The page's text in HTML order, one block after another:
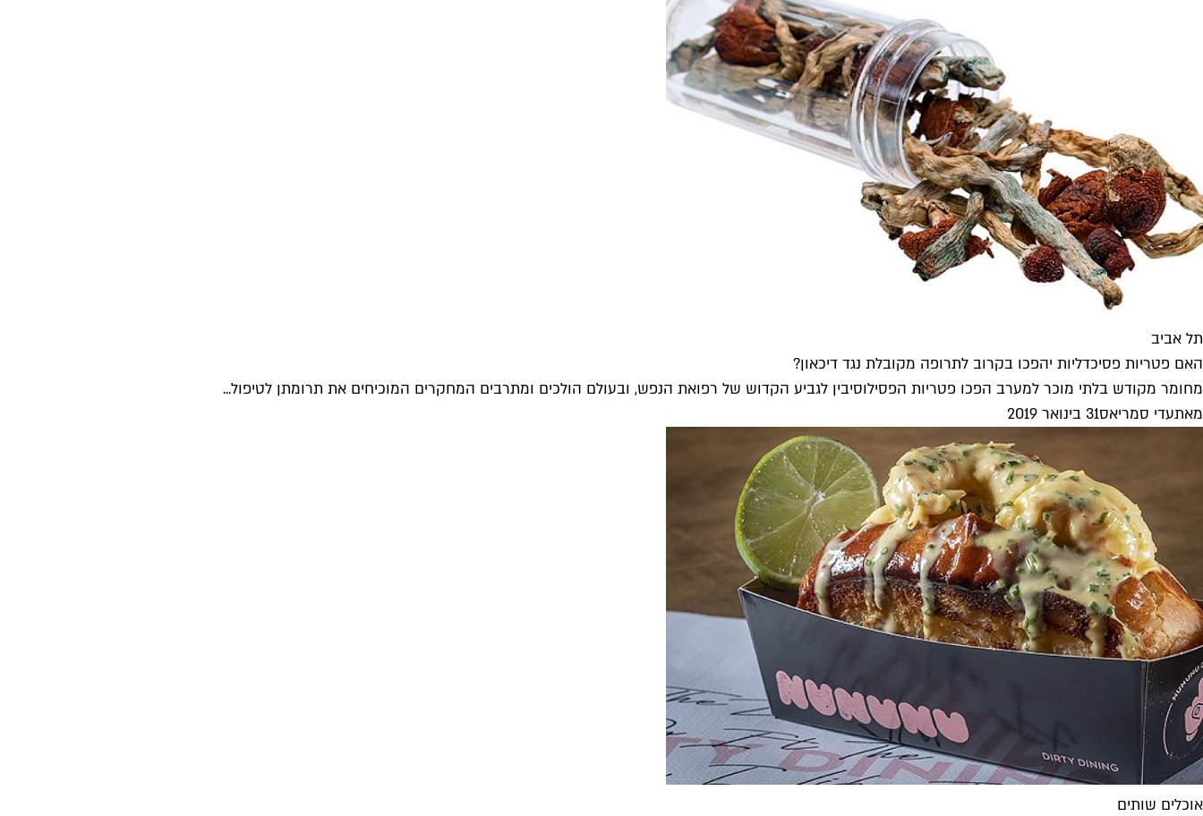
תל אביב
האם פטריות פסיכדליות יהפכו בקרוב לתרופה מקובלת נגד דיכאון?
מחומר מקודש בלתי מוכר למערב הפכו פטריות הפסילוסיבין לגביע הקדוש של רפואת הנפש, ובעולם הולכים ומתרבים המחקרים המוכיחים את תרומתן לטיפול...
מאתעדי סמריאס31 בינואר 2019
אוכלים שותים